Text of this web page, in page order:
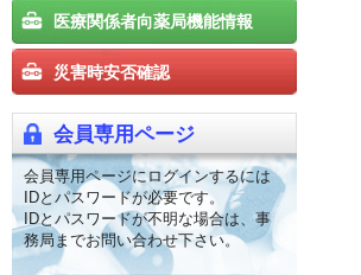
医療関係者向薬局機能情報
災害時安否確認
会員専用ページ
会員専用ページにログインするには
IDとパスワードが必要です。
IDとパスワードが不明な場合は、事
務局までお問い合わせ下さい。